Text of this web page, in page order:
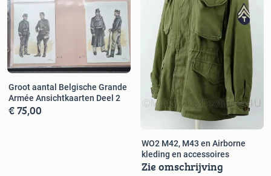
Groot aantal Belgische Grande
Armée Ansichtkaarten Deel 2
€ 75,00
WO2 M42, M43 en Airborne
kleding en accessoires
Zie omschrijving